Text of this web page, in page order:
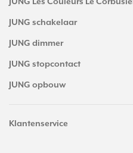
JUNG schakelaar
JUNG dimmer
JUNG stopcontact
JUNG opbouw
Klantenservice